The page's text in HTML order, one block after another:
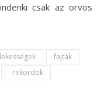
csak az orvos
fajták
rekordok